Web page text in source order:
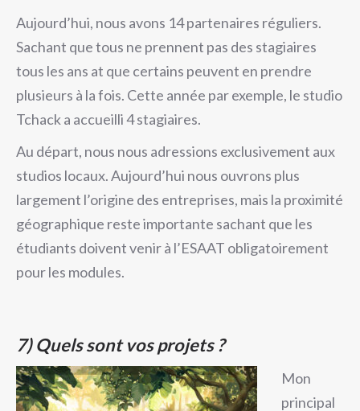
Aujourd’hui, nous avons 14 partenaires réguliers.
Sachant que tous ne prennent pas des stagiaires
tous les ans at que certains peuvent en prendre
plusieurs à la fois. Cette année par exemple, le studio
Tchack a accueilli 4 stagiaires.
Au départ, nous nous adressions exclusivement aux
studios locaux. Aujourd’hui nous ouvrons plus
largement l’origine des entreprises, mais la proximité
géographique reste importante sachant que les
étudiants doivent venir à l’ESAAT obligatoirement
pour les modules.
7)Quels sont vos projets ?
Mon
principal